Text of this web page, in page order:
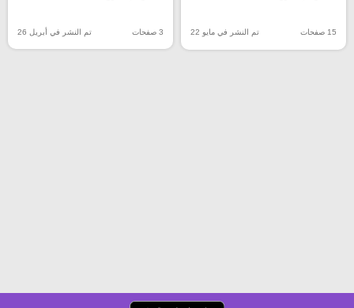
15 صفحات تم النشر في مايو 22 3 صفحات تم النشر في أبريل 26